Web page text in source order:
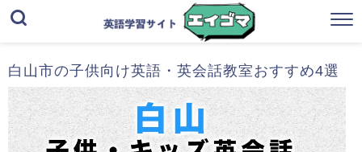
白山市の子供向け英語・英会話教室おすすめ4選